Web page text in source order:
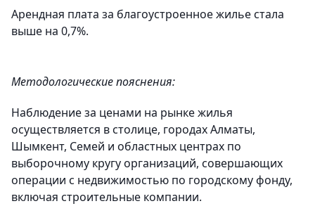
Арендная плата за благоустроенное жилье стала
выше на 0,7%.
Методологические пояснения:
Наблюдение за ценами на рынке жилья
осуществляется в столице, городах Алматы,
Шымкент, Семей и областных центрах по
выборочному кругу организаций, совершающих
операции с недвижимостью по городскому фонду,
включая строительные компании.